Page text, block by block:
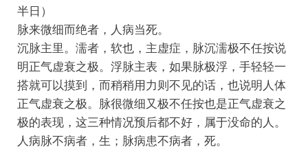
半日）
脉来微细而绝者，人病当死。
沉脉主里。濡者，软也，主虚症，脉沉濡极不任按说
明正气虚衰之极。浮脉主表，如果脉极浮，手轻轻一
搭就可以摸到，而稍稍用力则不见的话，也说明人体
正气虚衰之极。脉很微细又极不任按也是正气虚衰之
极的表现，这三种情况预后都不好，属于没命的人。
人病脉不病者，生；脉病患不病者，死。